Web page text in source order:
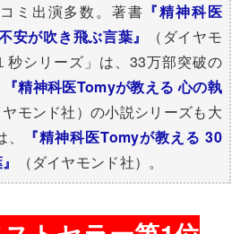
ミ出演多数。著書 『精神科医
安が吹き飛ぶ言葉』
（ダイヤモ
秒シリーズ」は、33万部突破の
『精神科医Tomyが教える 心の執
ヤモンド社）の小説シリーズも大
『精神科医Tomyが教える 30
（ダイヤモンド社）。